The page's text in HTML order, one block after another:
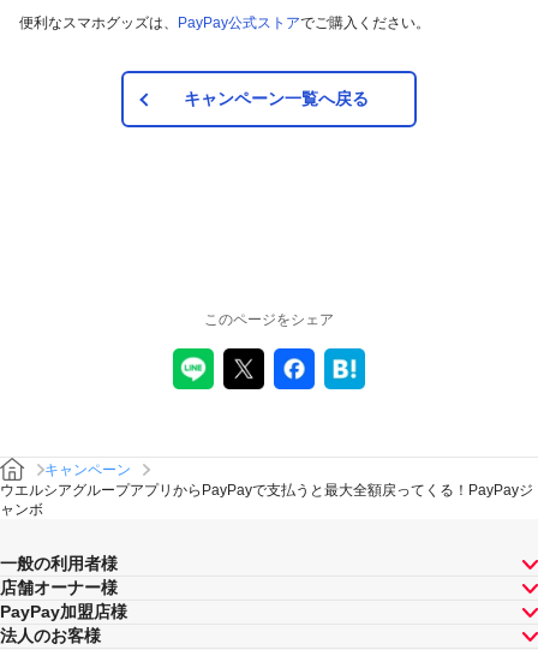
キャンペーンを適用すると、本キャンペーンによるキャ
ンペーン期間中のPayPayポイントの付与額が合計10万ポ
ントとなるよう付与いたします（付与額の合計がキャン
ペーン期間中10万ポイントを超えることはございませ
ん）。
除され（合意解除を含みます。）、または無効となった
の対象となった返金後のPayPay決済金額に応じたポイン
トが付与されます。
返金の有無にかかわらず、「キャンペーン期間中の付与
合計」は将来に向かってのみ減額されます。そのため、
「キャンペーン期間中の付与合計」が上限に到達して以
よるPayPayポイントの付与が行われることはありませ
ん。
景品について
便利なスマホグッズは、 PayPay公式ストアでご購入ください。
キャンペーン一覧へ戻る
このページをシェア
キャンペーン
ウエルシアグループアプリからPayPayで支払うと最大全額戻ってくる！PayPayジ
ャンボ
一般の利用者様
店舗オーナー様
PayPay加盟店様
法人のお客様